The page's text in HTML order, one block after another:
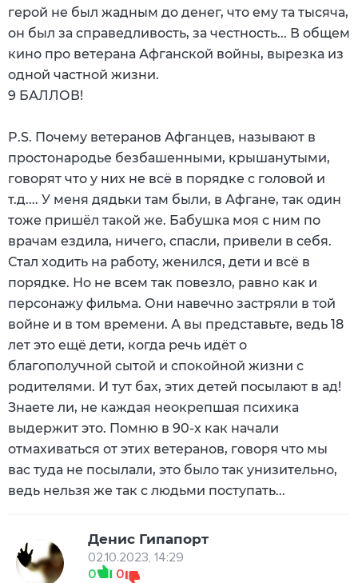
герой не был жадным до денег, что ему та тысяча,
он был за справедливость, за честность... В общем
кино про ветерана Афганской войны, вырезка из
одной частной жизни.
9 БАЛЛОВ!
P.S. Почему ветеранов Афганцев, называют в
простонародье безбашенными, крышанутыми,
говорят что у них не всё в порядке с головой и
т.д.... У меня дядьки там были, в Афгане, так один
тоже пришёл такой же. Бабушка моя с ним по
врачам ездила, ничего, спасли, привели в себя.
Стал ходить на работу, женился, дети и всё в
порядке. Но не всем так повезло, равно как и
персонажу фильма. Они навечно застряли в той
войне и в том времени. А вы представьте, ведь 18
лет это ещё дети, когда речь идёт о
благополучной сытой и спокойной жизни с
родителями. И тут бах, этих детей посылают в ад!
Знаете ли, не каждая неокрепшая психика
выдержит это. Помню в 90-х как начали
отмахиваться от этих ветеранов, говоря что мы
вас туда не посылали, это было так унизительно,
ведь нельзя же так с людьми поступать...
Денис Гипапорт
02.10.2023, 14:29
0
0